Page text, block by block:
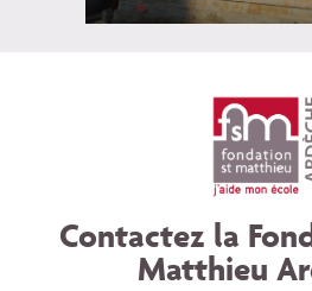
Contactez la
Matthieu